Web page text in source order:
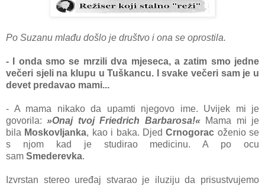
Po Suzanu mlađu došlo je društvo i ona se oprostila.
- I onda smo se mrzili dva mjeseca, a zatim smo jedne
večeri sjeli na klupu u Tuškancu. I svake večeri sam je u
devet predavao mami...
- A mama nikako da upamti njegovo ime. Uvijek mi je
govorila:»Onaj tvoj Friedrich Barbarosa!«
Mama mi je
bila Moskovljanka, kao i baka. Djed Crnogorac oženio se
s njom kad je studirao medicinu. A po ocu
sam Smederevka.
Izvrstan stereo uređaj stvarao je iluziju da prisustvujemo